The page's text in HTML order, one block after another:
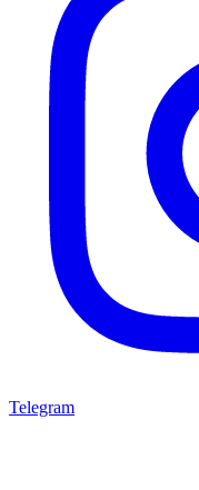
Telegram